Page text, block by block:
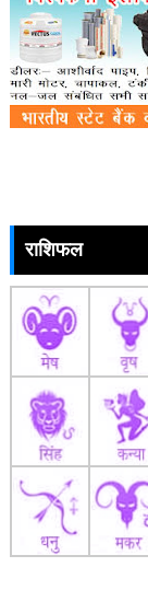
राशिफल